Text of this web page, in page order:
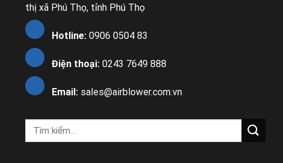
thị xã Phú Thọ, tỉnh Phú Thọ
Hotline: 0906 0504 83
Điện thoại: 0243 7649 888
Email: sales@airblower.com.vn